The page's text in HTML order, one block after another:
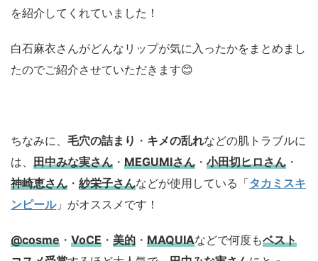
を紹介してくれていました！
白石麻衣さんがどんなリップが気に入ったかをまとめまし
たのでご紹介させていただきます😊
ちなみに、 毛穴の詰まり ・ キメの乱れなどの肌トラブルに
は、 田中みな実さん ・ MEGUMIさん ・ 小田切ヒロさん ・
神崎恵さん ・ 紗栄子さんなどが使用している「タカミスキ
ンピール」がオススメです！
@cosme ・ VoCE ・ 美的 ・ MAQUIAなどで何度もベスト